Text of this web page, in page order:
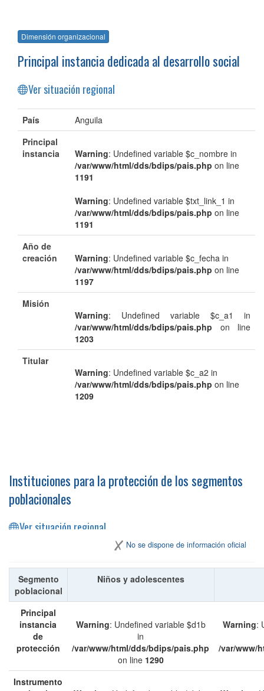
Dimensión organizacional
Principal instancia dedicada al desarrollo social
Ver situación regional
País
Anguila
Principal
instancia
Warning: Undefined variable $c_nombre in
/var/www/html/dds/bdips/pais.php on line
1191
Warning: Undefined variable $txt_link_1 in
/var/www/html/dds/bdips/pais.php on line
1191
Año de
creación
Warning: Undefined variable $c_fecha in
/var/www/html/dds/bdips/pais.php on line
1197
Misión
Warning: Undefined variable $c_a1 in
/var/www/html/dds/bdips/pais.php on line
1203
Titular
Warning: Undefined variable $c_a2 in
/var/www/html/dds/bdips/pais.php on line
1209
Instituciones para la protección de los segmentos
poblacionales
Ver situación regional
No se dispone de información oficial
Segmento
poblacional
Niños y adolescentes
Principal
instancia
de
protección
Warning: Undefined variable $d1b
in
/var/www/html/dds/bdips/pais.php
on line 1290
Warning:
/var/www/
Instrumento